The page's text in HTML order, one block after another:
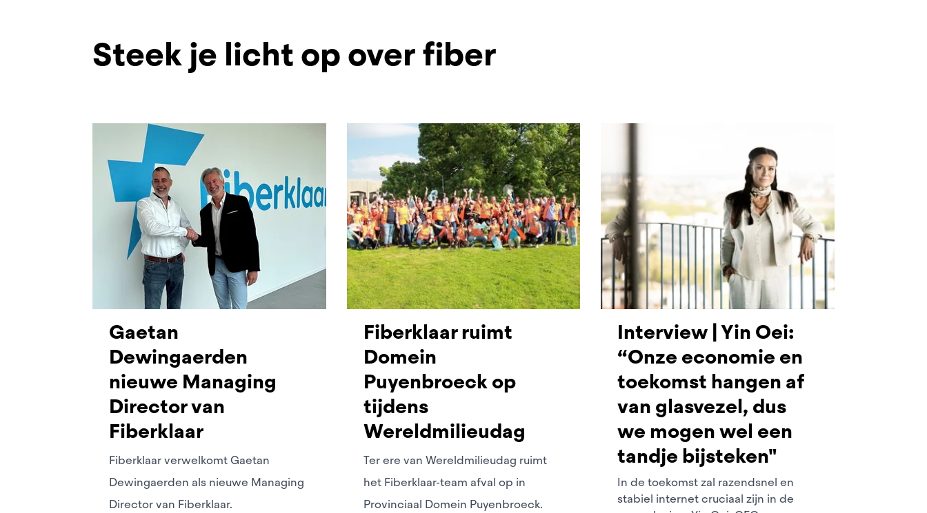
Dendermonde
Diest
Duffel
Edegem
Eeklo
Erpe-Mere
Evergem
Geel
Genk
Geraardsbergen
Grimbergen
Steek je licht op over fiber
Gaetan
Dewingaerden
nieuwe Managing
Director van
Fiberklaar
Fiberklaar verwelkomt Gaetan
Dewingaerden als nieuwe Managing
Director van Fiberklaar.
Fiberklaar ruimt
Domein
Puyenbroeck op
tijdens
Wereldmilieudag
Ter ere van Wereldmilieudag ruimt
het Fiberklaar-team afval op in
Provinciaal Domein Puyenbroeck.
Interview | Yin Oei:
“Onze economie en
toekomst hangen af
van glasvezel, dus
we mogen wel een
tandje bijsteken"
In de toekomst zal razendsnel en
stabiel internet cruciaal zijn in de